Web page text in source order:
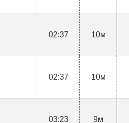
02:37 10м
02:37 10м
03:23 9м